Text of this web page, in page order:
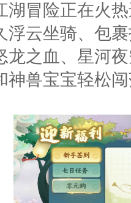
湖冒险正在火
浮云坐骑、包
龙之血、星河
神兽宝宝轻松